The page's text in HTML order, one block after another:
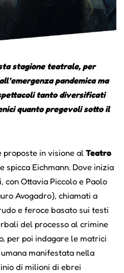
stagione teatrale, per
pandemica ma
tanto diversificati
quanto pregevoli sotto il
proposte in visione al Teatro
spicca Eichmann. Dove inizia
con Ottavia Piccolo e Paolo
Avogadro), chiamati a
e feroce basato sui testi
del processo al crimine
per poi indagare le matrici
manifestata nella
di milioni di ebrei